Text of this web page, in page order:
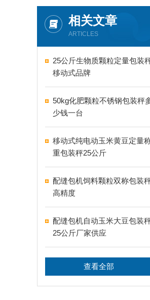
相关文章
ARTICLES
25公斤生物质颗粒定量包装
移动式品牌
50kg化肥颗粒不锈钢包装秤
少钱一台
移动式纯电动玉米黄豆定量
重包装秤25公斤
配缝包机饲料颗粒双称包装
高精度
配缝包机自动玉米大豆包装
25公斤厂家供应
查看全部